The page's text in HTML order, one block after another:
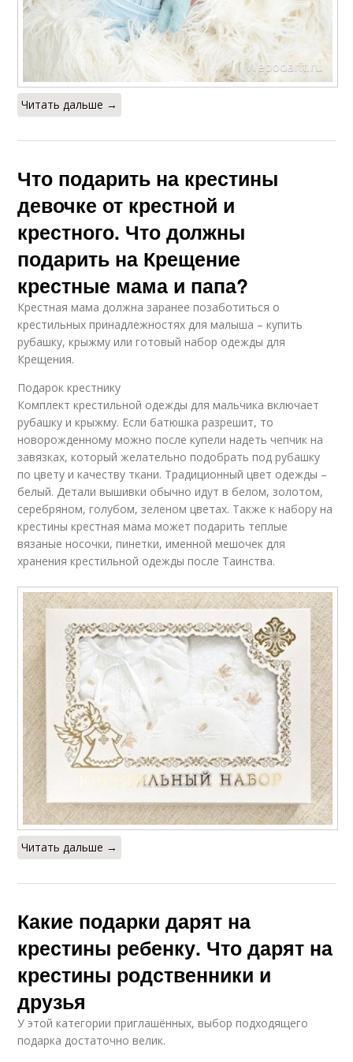
Читать дальше →
Что подарить на крестины
девочке от крестной и
крестного. Что должны
подарить на Крещение
крестные мама и папа?
Крестная мама должна заранее позаботиться о
крестильных принадлежностях для малыша – купить
рубашку, крыжму или готовый набор одежды для
Крещения.
Подарок крестнику
Комплект крестильной одежды для мальчика включает
рубашку и крыжму. Если батюшка разрешит, то
новорожденному можно после купели надеть чепчик на
завязках, который желательно подобрать под рубашку
по цвету и качеству ткани. Традиционный цвет одежды –
белый. Детали вышивки обычно идут в белом, золотом,
серебряном, голубом, зеленом цветах. Также к набору на
крестины крестная мама может подарить теплые
вязаные носочки, пинетки, именной мешочек для
хранения крестильной одежды после Таинства.
Читать дальше →
Какие подарки дарят на
крестины ребенку. Что дарят на
крестины родственники и
друзья
У этой категории приглашённых, выбор подходящего
подарка достаточно велик.